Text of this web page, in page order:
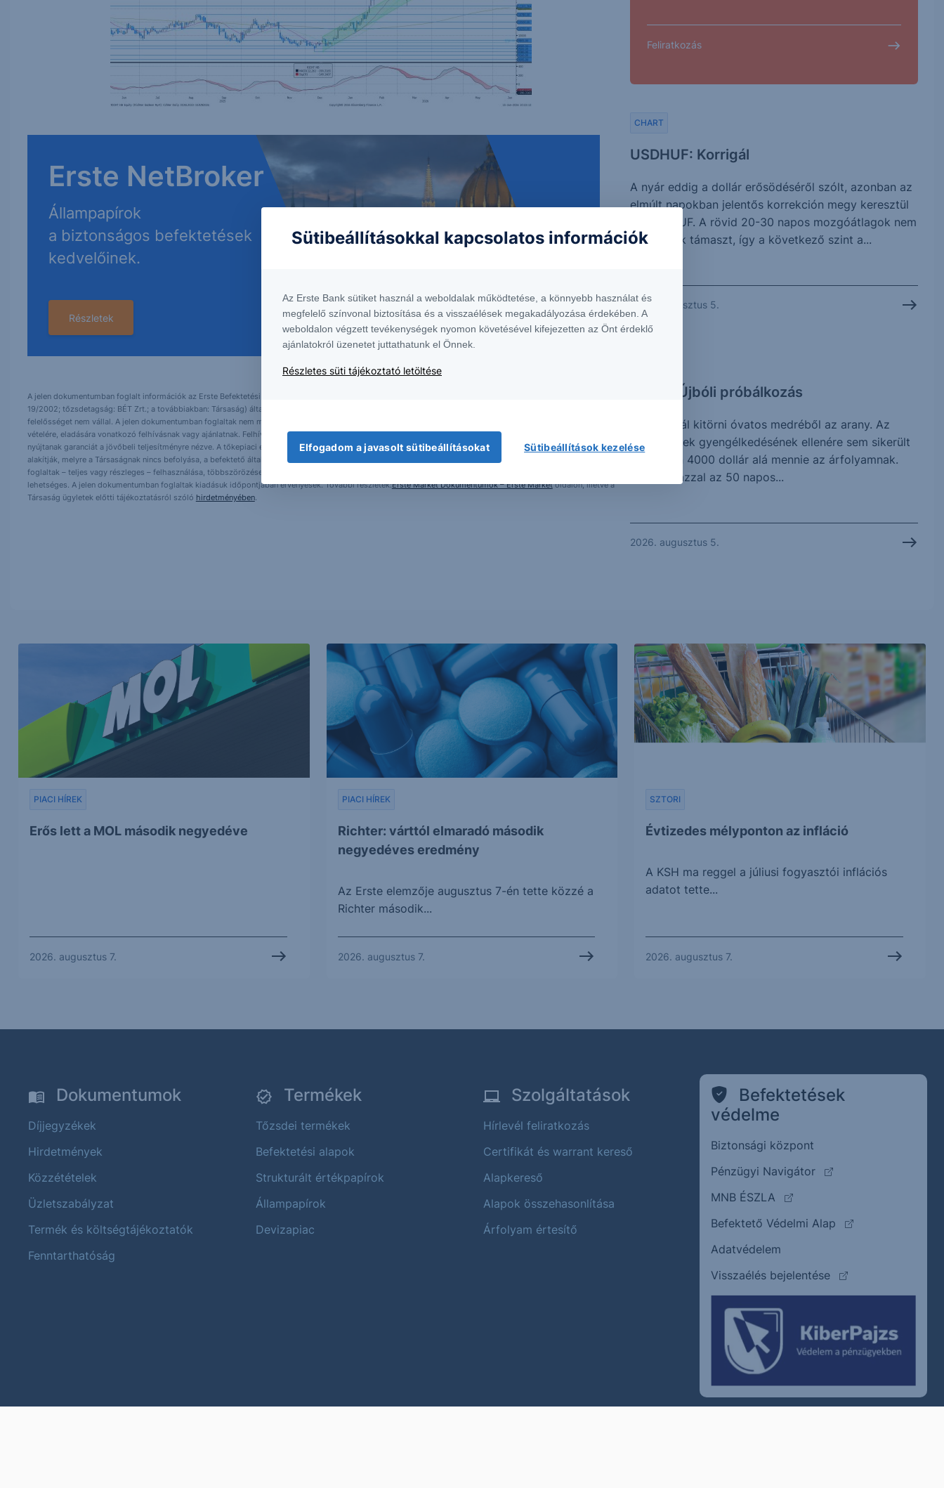
Erste NetBroker
Állampapírok
a biztonságos befektetések
kedvelőinek.
Részletek
A jelen dokumentumban foglalt információk az Erste Befektetési Zrt. (székhely: 1138 Budapest, Népfürdő u. 24-26.; tev. eng. szám: E-III/324/2008 és III/75.005-
19/2002; tőzsdetagság: BÉT Zrt.; a továbbiakban: Társaság) által hitelesnek tartott forrásokon alapulnak, de azokért a Társaság szavatosságot vagy
felelősséget nem vállal. A jelen dokumentumban foglaltak nem minősíthetők befektetésre való ösztönzésnek, befektetési tanácsadásnak, értékpapír jegyzésére,
vételére, eladására vonatkozó felhívásnak vagy ajánlatnak. Felhívjuk szíves figyelmét arra, hogy a múltbeli teljesítmények, illetve jövőbeli becslések nem
nyújtanak garanciát a jövőbeli teljesítményre nézve. A tőkepiaci és makrogazdasági helyzetet, a befektetések és azok hozamai alakulását olyan tényezők
alakítják, melyre a Társaságnak nincs befolyása, a befektető által hozott döntés következményei a Társaságra nem háríthatók át. A jelen dokumentumban
foglaltak – teljes vagy részleges – felhasználása, többszörözése, publikálása, átdolgozása, terjesztése kizárólag a Társaság előzetes írásos engedélyével
lehetséges. A jelen dokumentumban foglaltak kiadásuk időpontjában érvényesek. További részletek:Erste Market Dokumentumok – Erste Marketoldalon, illetve a
Társaság ügyletek előtti tájékoztatásról szóló hirdetményében.
Feliratkozás
USDHUF: Korrigál
CHART
A nyár eddig a dollár erősödéséről szólt, azonban az
elmúlt napokban jelentős korrekción megy keresztül
az USDHUF. A rövid 20-30 napos mozgóátlagok nem
jelentettek támaszt, így a következő szint a...
2026. augusztus 5.
Arany: Újbóli próbálkozás
Újra próbál kitörni óvatos medréből az arany. Az
elmúlt hetek gyengélkedésének ellenére sem sikerült
érdemben 4000 dollár alá mennie az árfolyamnak.
Jelenleg azzal az 50 napos...
2026. augusztus 5.
Erős lett a MOL második negyedéve
PIACI HÍREK
2026. augusztus 7.
Richter: várttól elmaradó második
negyedéves eredmény
PIACI HÍREK
Az Erste elemzője augusztus 7-én tette közzé a
Richter második...
2026. augusztus 7.
Évtizedes mélyponton az infláció
SZTORI
A KSH ma reggel a júliusi fogyasztói inflációs
adatot tette...
2026. augusztus 7.
Dokumentumok
Díjjegyzékek
Hirdetmények
Közzétételek
Üzletszabályzat
Termék és költségtájékoztatók
Fenntarthatóság
Termékek
Tőzsdei termékek
Befektetési alapok
Strukturált értékpapírok
Állampapírok
Devizapiac
Szolgáltatások
Hírlevél feliratkozás
Certifikát és warrant kereső
Alapkereső
Alapok összehasonlítása
Árfolyam értesítő
Befektetések
védelme
Biztonsági központ
Pénzügyi Navigátor
(külső oldalra ugrik)
MNB ÉSZLA
(külső oldalra ugrik)
Befektető Védelmi Alap
(külső oldalra
Adatvédelem
Visszaélés bejelentése
(külső oldalra ugrik)
Sütibeállításokkal kapcsolatos információk
Az Erste Bank sütiket használ a weboldalak működtetése, a könnyebb használat és
megfelelő színvonal biztosítása és a visszaélések megakadályozása érdekében. A
weboldalon végzett tevékenységek nyomon követésével kifejezetten az Önt érdeklő
ajánlatokról üzenetet juttathatunk el Önnek.
Részletes süti tájékoztató letöltése
Elfogadom a javasolt sütibeállításokat Sütibeállítások kezelése